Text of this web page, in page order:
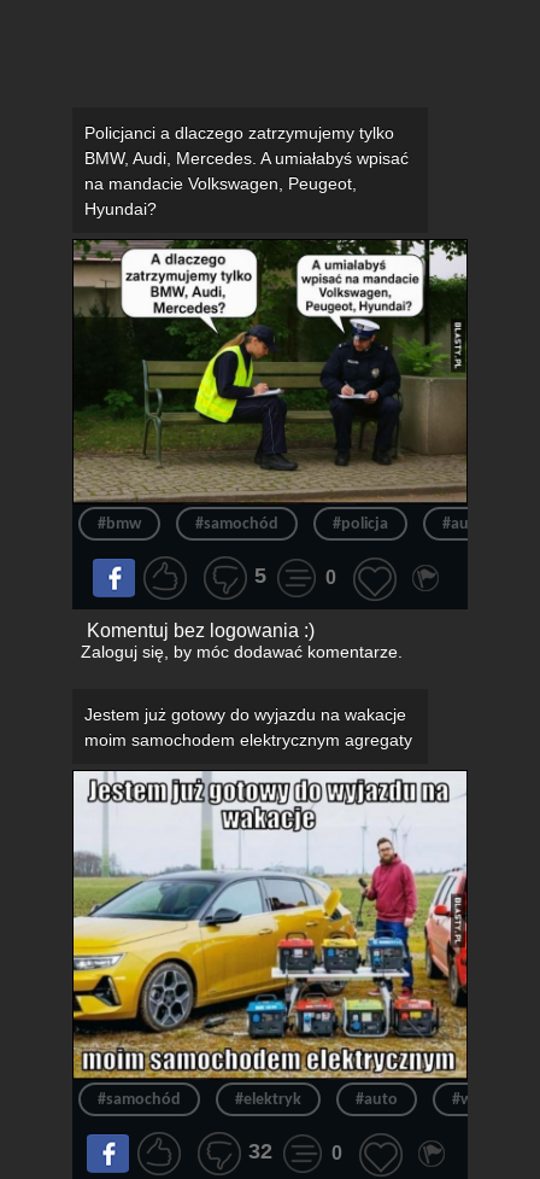
Policjanci a dlaczego zatrzymujemy tylko
BMW, Audi, Mercedes. A umiałabyś wpisać
na mandacie Volkswagen, Peugeot,
Hyundai?
#bmw #samochód #policja #auto
5 0
Komentuj bez logowania :)
Zaloguj się, by móc dodawać komentarze.
Jestem już gotowy do wyjazdu na wakacje
moim samochodem elektrycznym agregaty
#samochód #elektryk #auto #wyjazd
32 0